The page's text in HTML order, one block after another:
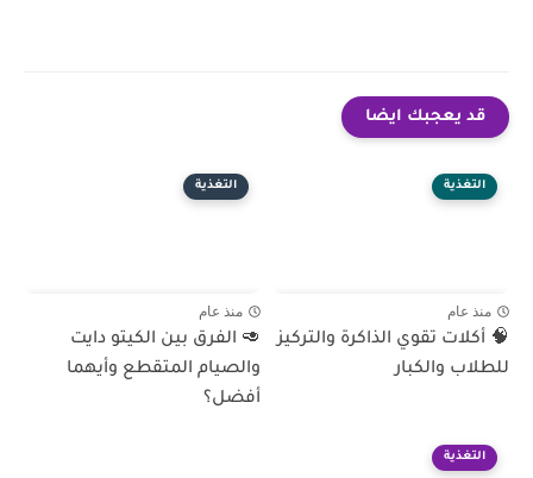
قد يعجبك ايضا
التغذية
منذ عام
🧠 أكلات تقوي الذاكرة والتركيز
للطلاب والكبار
التغذية
منذ عام
🥑 الفرق بين الكيتو دايت
والصيام المتقطع وأيهما
أفضل؟
التغذية